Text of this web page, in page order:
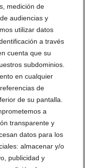
medición de
audiencias y
utilizar datos
a través
cuenta que su
subdominios.
en cualquier
de
de su pantalla.
a
transparente y
datos para los
almacenar y/o
publicidad y
entre una buena